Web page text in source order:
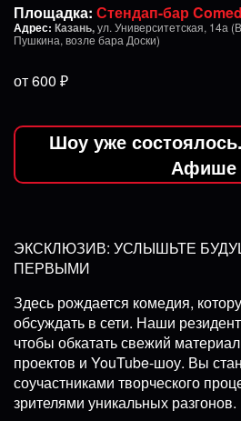
Площадка: Стендап-бар
Адрес: Казань,ул. Университетская, 14а
Пушкина, возле бара Доски)
от 600 ₽
Шоу уже
Афише
ЭКСКЛЮЗИВ: УСЛЫШЬТЕ
ПЕРВЫМИ
Здесь рождается комедия,
обсуждать в сети. Наши
чтобы обкатать свежий
проектов и YouTube-шоу. Вы
соучастниками творческого
зрителями уникальных разгонов.